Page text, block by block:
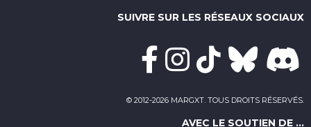
SUIVRE SUR LES RÉSEAUX SOCIAUX
© 2012-2026 MARGXT. TOUS DROITS RÉSERVÉS.
AVEC LE SOUTIEN DE ...